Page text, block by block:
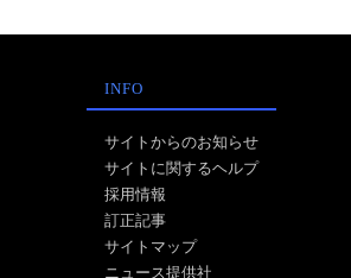
INFO
サイトからのお知らせ
サイトに関するヘルプ
採用情報
訂正記事
サイトマップ
ニュース提供社